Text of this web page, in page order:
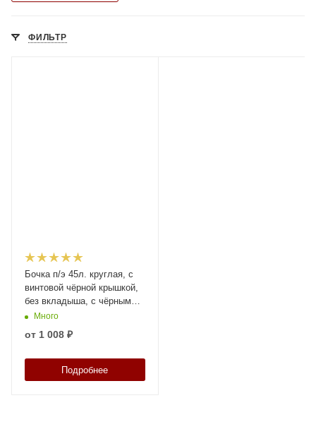
ФИЛЬТР
Бочка п/э 45л. круглая, с
винтовой чёрной крышкой,
без вкладыша, с чёрными
ручками, код: 38437
Много
от 1 008 ₽
Подробнее